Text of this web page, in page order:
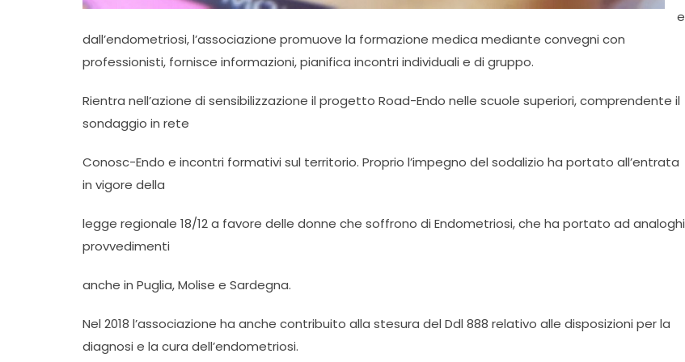
e
dall’endometriosi, l’associazione promuove la formazione medica mediante convegni con
professionisti, fornisce informazioni, pianifica incontri individuali e di gruppo.
Rientra nell’azione di sensibilizzazione il progetto Road-Endo nelle scuole superiori, comprendente il
sondaggio in rete
Conosc-Endo e incontri formativi sul territorio. Proprio l’impegno del sodalizio ha portato all’entrata
in vigore della
legge regionale 18/12 a favore delle donne che soffrono di Endometriosi, che ha portato ad analoghi
provvedimenti
anche in Puglia, Molise e Sardegna.
Nel 2018 l’associazione ha anche contribuito alla stesura del Ddl 888 relativo alle disposizioni per la
diagnosi e la cura dell’endometriosi.